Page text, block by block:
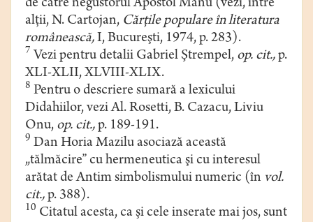
de către negustorul Apostol Manu (vezi, între
alţii, N. Cartojan, Cărţile populare în literatura
românească,I, Bucureşti, 1974, p. 283).
7 Vezi pentru detalii Gabriel Ştrempel, op. cit.,p.
XLI-XLII, XLVIII-XLIX.
8 Pentru o descriere sumară a lexicului
Didahiilor, vezi Al. Rosetti, B. Cazacu, Liviu
Onu, op. cit.,p. 189-191.
9 Dan Horia Mazilu asociază această
„tălmăcire” cu hermeneutica şi cu interesul
arătat de Antim simbolismului numeric (în vol.
cit.,p. 388).
10 Citatul acesta, ca şi cele inserate mai jos, sunt